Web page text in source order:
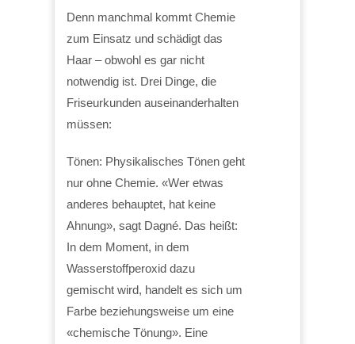
Denn manchmal kommt Chemie
zum Einsatz und schädigt das
Haar – obwohl es gar nicht
notwendig ist. Drei Dinge, die
Friseurkunden auseinanderhalten
müssen:
Tönen: Physikalisches Tönen geht
nur ohne Chemie. «Wer etwas
anderes behauptet, hat keine
Ahnung», sagt Dagné. Das heißt:
In dem Moment, in dem
Wasserstoffperoxid dazu
gemischt wird, handelt es sich um
Farbe beziehungsweise um eine
«chemische Tönung». Eine